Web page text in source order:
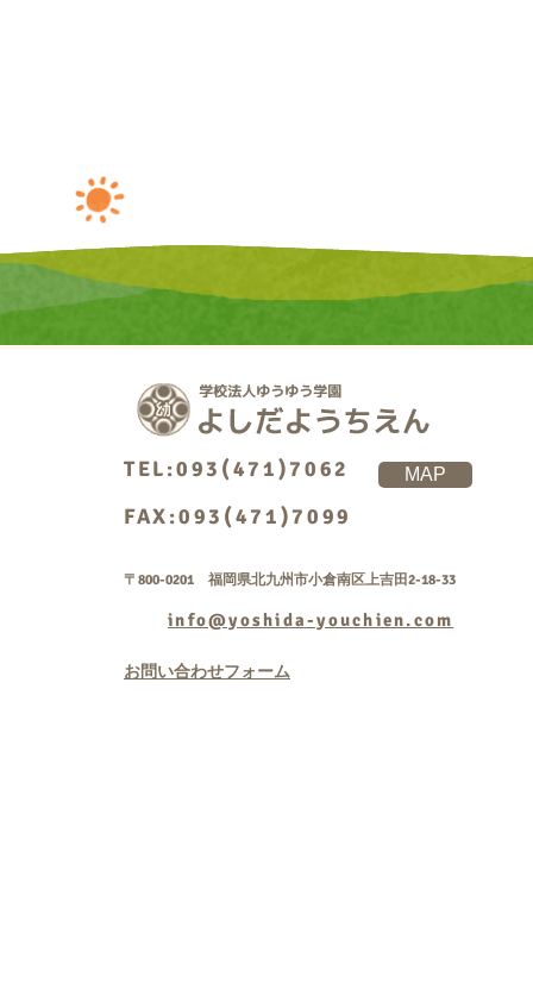
TEL:093(471)7062
FAX:093(471)7099
MAP
〒800-0201 福岡県北九州市小倉南区上吉田2-18-33
info@yoshida-youchien.com
お問い合わせフォーム